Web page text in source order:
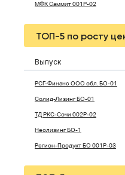
МФК Саммит 001Р-02
ТОП-5 по росту
Выпуск
РСГ-Финанс ООО обл. БО-01
Солид-Лизинг БО-01
ТД РКС-Сочи 002Р-02
Неолизинг БО-1
Регион-Продукт БО 001Р-03